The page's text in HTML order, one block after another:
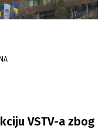
VSTV-a zbog